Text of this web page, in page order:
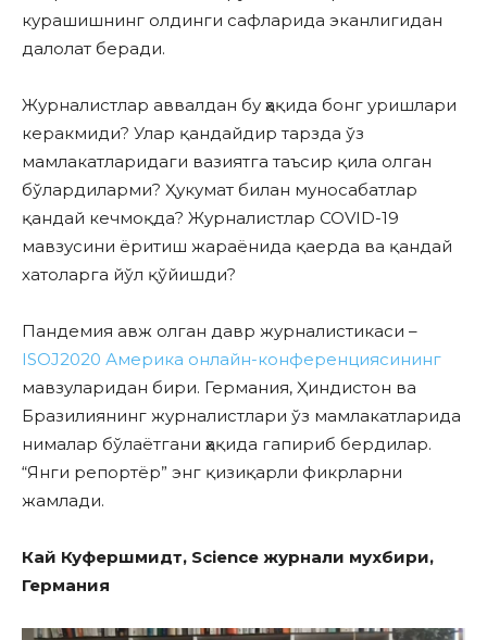
курашишнинг олдинги сафларида эканлигидан
далолат беради.
Журналистлар аввалдан бу ҳақида бонг уришлари
керакмиди? Улар қандайдир тарзда ўз
мамлакатларидаги вазиятга таъсир қила олган
бўлардиларми? Ҳукумат билан муносабатлар
қандай кечмоқда? Журналистлар COVID-19
мавзусини ёритиш жараёнида қаерда ва қандай
хатоларга йўл қўйишди?
Пандемия авж олган давр журналистикаси –
ISOJ2020 Америка онлайн-конференциясининг
мавзуларидан бири. Германия, Ҳиндистон ва
Бразилиянинг журналистлари ўз мамлакатларида
нималар бўлаётгани ҳақида гапириб бердилар.
“Янги репортёр” энг қизиқарли фикрларни
жамлади.
Кай Куфершмидт, Science журнали мухбири,
Германия